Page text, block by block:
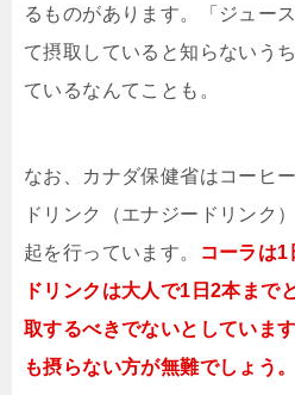
るものがあります。「ジュー
て摂取していると知らないう
ているなんてことも。
なお、カナダ保健省はコーヒ
ドリンク（エナジードリンク
起を行っています。
コーラは
ドリンクは大人で1日2本まで
取するべきでないとしていま
も摂らない方が無難でしょう。